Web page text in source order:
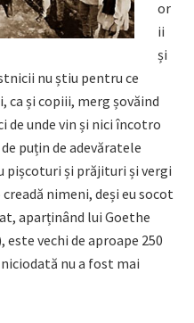
or
ii
și
nu știu pentru ce
ca și copiii, merg șovăind
de unde vin și nici încotro
puțin de adevăratele
pișcoturi și prăjituri și vergi
nimeni, deși eu socot
aparținând lui Goethe
vechi de aproape 250
nu a fost mai